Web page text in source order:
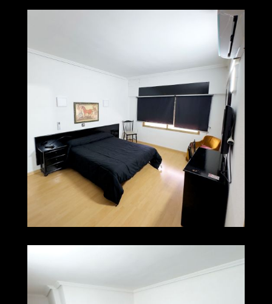
009 img 0553 Ampliar
img 0210 Ampliar